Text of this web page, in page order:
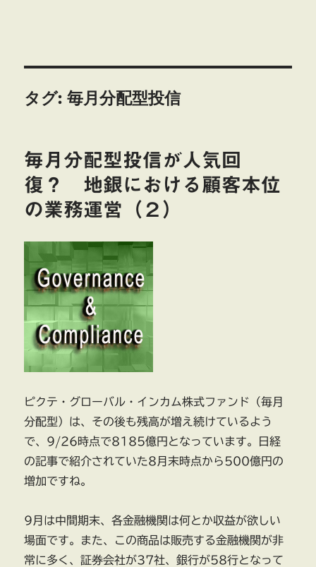
タグ:毎月分配型投信
毎月分配型投信が人気回
復？ 地銀における顧客本位
の業務運営（２）
ピクテ・グローバル・インカム株式ファンド（毎月
分配型）は、その後も残高が増え続けているよう
で、9/26時点で8185億円となっています。日経
の記事で紹介されていた8月末時点から500億円の
増加ですね。
9月は中間期末、各金融機関は何とか収益が欲しい
場面です。また、この商品は販売する金融機関が非
常に多く、証券会社が37社、銀行が58行となって